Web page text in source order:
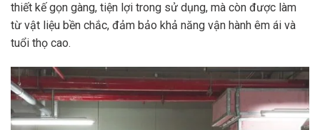
thiết kế gọn gàng, tiện lợi trong sử dụng, mà còn được làm
từ vật liệu bền chắc, đảm bảo khả năng vận hành êm ái và
tuổi thọ cao.